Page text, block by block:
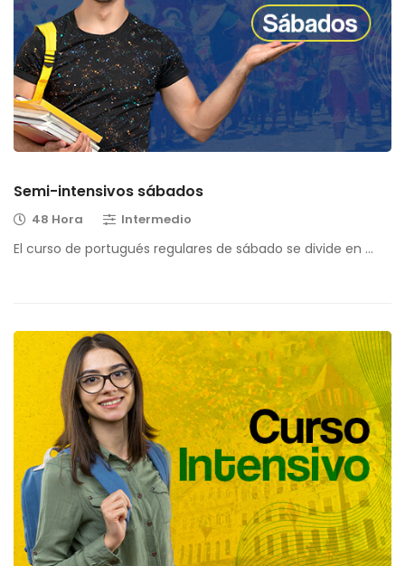
Semi-intensivos sábados
48 Hora Intermedio
El curso de portugués regulares de sábado se divide en …